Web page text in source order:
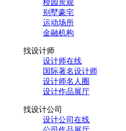
校园景观
别墅豪宅
运动场所
金融机构
找设计师
设计师在线
国际著名设计师
设计师名人圈
设计作品展厅
找设计公司
设计公司在线